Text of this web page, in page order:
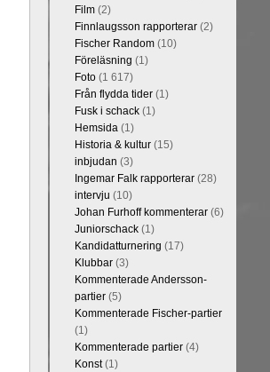
Film(2)
Finnlaugsson rapporterar(2)
Fischer Random(10)
Föreläsning (1)
Foto(1 617)
Från flydda tider(1)
Fusk i schack(1)
Hemsida(1)
Historia & kultur(15)
inbjudan (3)
Ingemar Falk rapporterar(28)
intervju (10)
Johan Furhoff kommenterar(6)
Juniorschack(1)
Kandidatturnering (17)
Klubbar(3)
Kommenterade Andersson-
partier(5)
Kommenterade Fischer-partier
(1)
Kommenterade partier(4)
Konst(1)